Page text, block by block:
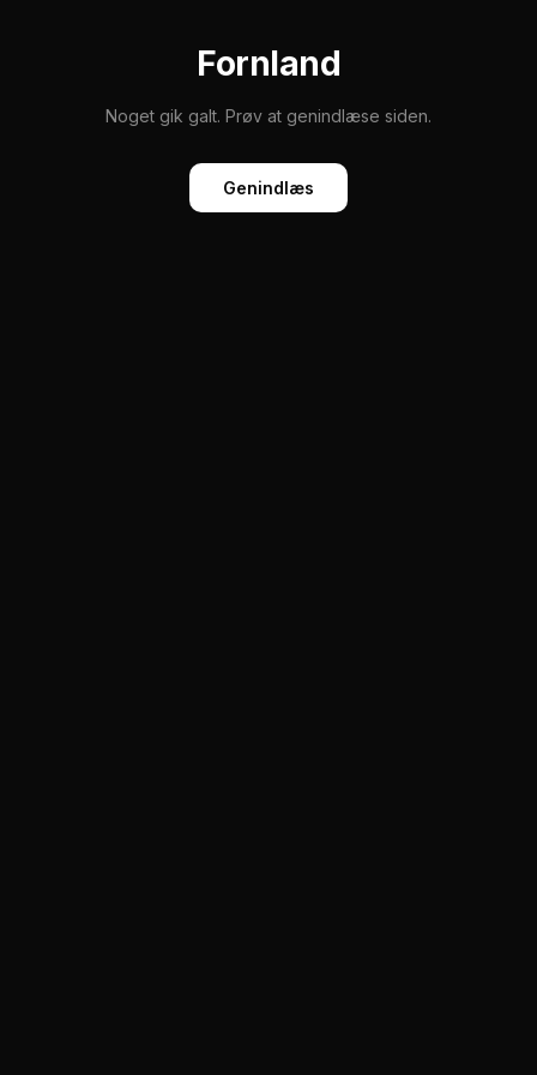
Fornland
Noget gik galt. Prøv at genindlæse siden.
Genindlæs